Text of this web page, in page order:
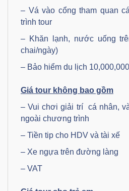
– Vá vào cổng tham quan
trình tour
– Khăn lạnh, nước uống
chai/ngày)
– Bảo hiểm du lịch
Giá tour không bao gồm
– Vui chơi giải trí cá nhân,
ngoài chương trình
– Tiền tip cho HDV và tài xế
– Xe ngựa trên đường làng
– VAT